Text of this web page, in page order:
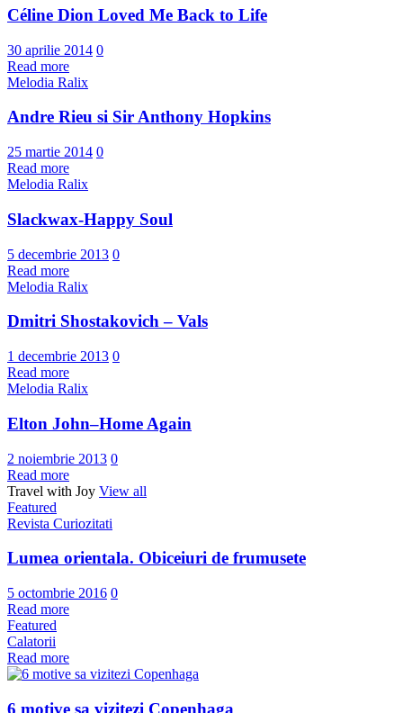
Céline Dion Loved Me Back to Life
30 aprilie 2014 0
Read more
Melodia Ralix
Andre Rieu si Sir Anthony Hopkins
25 martie 2014 0
Read more
Melodia Ralix
Slackwax-Happy Soul
5 decembrie 2013 0
Read more
Melodia Ralix
Dmitri Shostakovich – Vals
1 decembrie 2013 0
Read more
Melodia Ralix
Elton John–Home Again
2 noiembrie 2013 0
Read more
Travel with Joy View all
Featured
Revista Curiozitati
Lumea orientala. Obiceiuri de frumusete
5 octombrie 2016 0
Read more
Featured
Calatorii
Read more
6 motive sa vizitezi Copenhaga